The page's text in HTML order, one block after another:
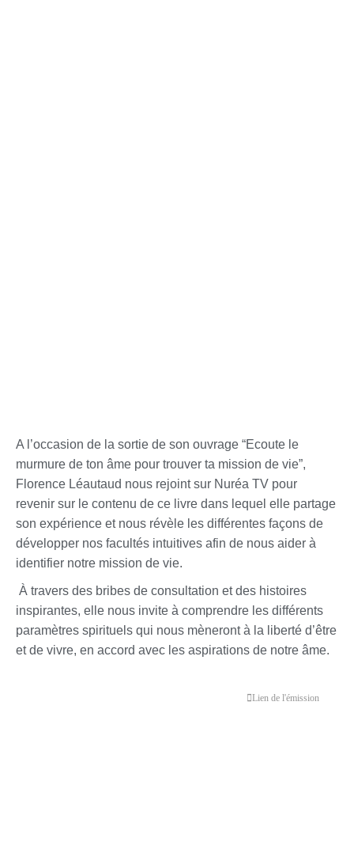
A l’occasion de la sortie de son ouvrage “Ecoute le
murmure de ton âme pour trouver ta mission de vie”,
Florence Léautaud nous rejoint sur Nuréa TV pour
revenir sur le contenu de ce livre dans lequel elle partage
son expérience et nous révèle les différentes façons de
développer nos facultés intuitives afin de nous aider à
identifier notre mission de vie.
À travers des bribes de consultation et des histoires
inspirantes, elle nous invite à comprendre les différents
paramètres spirituels qui nous mèneront à la liberté d’être
et de vivre, en accord avec les aspirations de notre âme.
Lien de l'émission